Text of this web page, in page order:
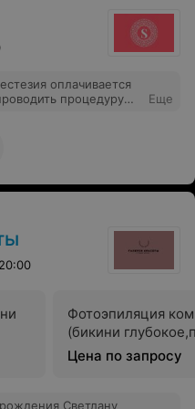
оплачивается
процедуру
больше точно не
Еще
Фотоэпиляция
(бикини
Цена по запросу
Светлану